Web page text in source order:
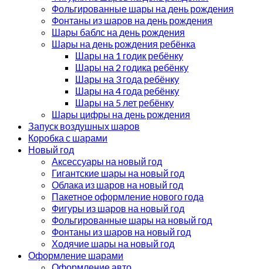
Фольгированные шары на день рождения
Фонтаны из шаров на день рождения
Шары баблс на день рождения
Шары на день рождения ребёнка
Шары на 1 годик ребёнку
Шары на 2 годика ребёнку
Шары на 3 года ребёнку
Шары на 4 года ребёнку
Шары на 5 лет ребёнку
Шары цифры на день рождения
Запуск воздушных шаров
Коробка с шарами
Новый год
Аксессуары на новый год
Гигантские шары на новый год
Облака из шаров на новый год
Пакетное оформление нового года
Фигуры из шаров на новый год
Фольгированные шары на новый год
Фонтаны из шаров на новый год
Ходячие шары на новый год
Оформление шарами